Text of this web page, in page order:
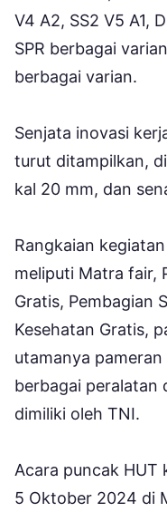
V4 A2, SS2 V5 A1,
SPR berbagai
berbagai varian.
Senjata inovasi
turut ditampilkan,
kal 20 mm, dan
Rangkaian
meliputi Matra fair,
Gratis, Pembagian
Kesehatan Gratis,
utamanya
berbagai peralatan
dimiliki oleh TNI.
Acara puncak HUT
5 Oktober 2024 di